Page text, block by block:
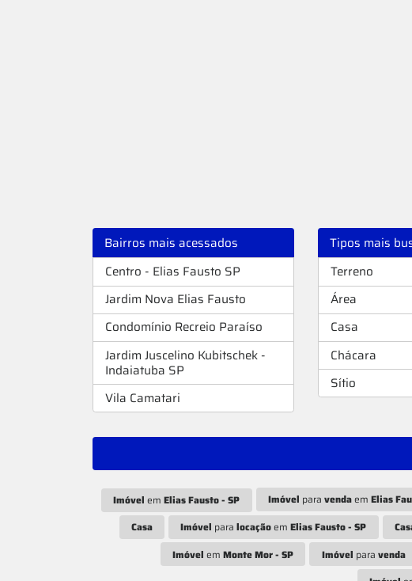
Bairros mais acessados
Centro - Elias Fausto SP
Jardim Nova Elias Fausto
Condomínio Recreio Paraíso
Jardim Juscelino Kubitschek -
Indaiatuba SP
Vila Camatari
Tipos mais
Terreno
Área
Casa
Chácara
Sítio
Imóvel emElias Fausto - SP Imóvel para vendaem Elias
Casa
Imóvel paralocaçãoemElias Fausto - SP
Imóvel emMonte Mor - SP Imóvel para venda